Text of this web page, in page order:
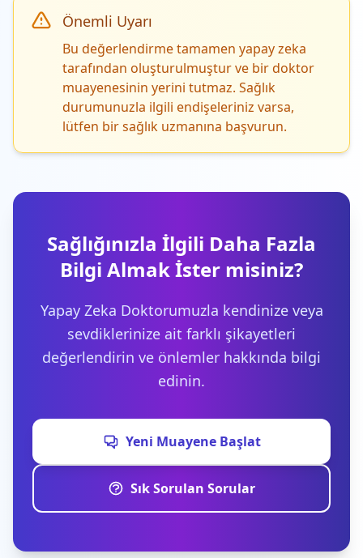
Önemli Uyarı
Bu değerlendirme tamamen yapay zeka
tarafından oluşturulmuştur ve bir doktor
muayenesinin yerini tutmaz. Sağlık
durumunuzla ilgili endişeleriniz varsa,
lütfen bir sağlık uzmanına başvurun.
Sağlığınızla İlgili Daha Fazla
Bilgi Almak İster misiniz?
Yapay Zeka Doktorumuzla kendinize veya
sevdiklerinize ait farklı şikayetleri
değerlendirin ve önlemler hakkında bilgi
edinin.
Yeni Muayene Başlat
Sık Sorulan Sorular